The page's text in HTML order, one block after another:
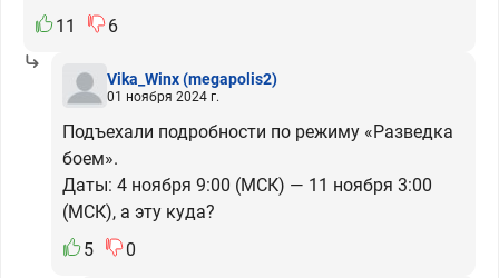
11
6
Vika_Winx(megapolis2)
01 ноября 2024 г.
Подъехали подробности по режиму «Разведка
боем».
Даты: 4 ноября 9:00 (МСК) — 11 ноября 3:00
(МСК), а эту куда?
5
0